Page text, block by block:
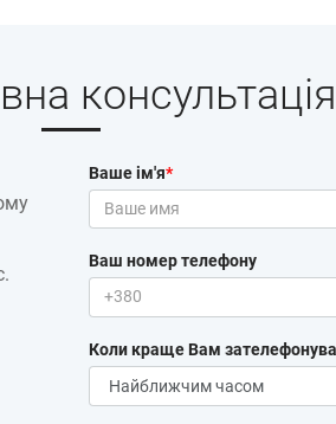
консультація
Ваше ім'я*
Ваш номер телефону
Коли краще Вам